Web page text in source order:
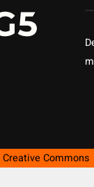
Creative Commons